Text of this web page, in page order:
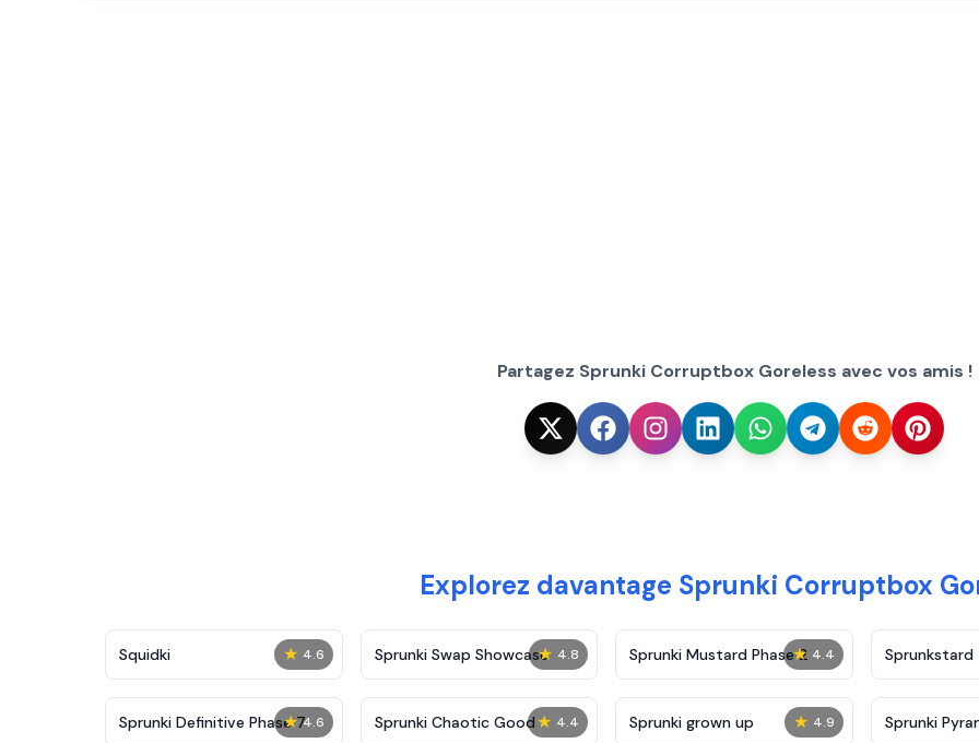
Partagez Sprunki Corruptbox Goreless avec vos amis !
Explorez davantage Sprunki Corruptbox
★ 4.6
Squidki ★ 4.8
Sprunki Swap Showcase ★ 4.4
Sprunki Mustard Phase 2 Sprunkstard
★ 4.6
Sprunki Definitive Phase 7 ★ 4.4
Sprunki Chaotic Good ★ 4.9
Sprunki grown up Sprunki